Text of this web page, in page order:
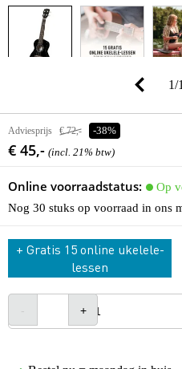
1/
Adviesprijs € 72,- -38%
€ 45,- (incl. 21% btw)
Online voorraadstatus:
Op
Nog 30 stuks op voorraad in ons
+ Gratis 15 online ukelele-
lessen